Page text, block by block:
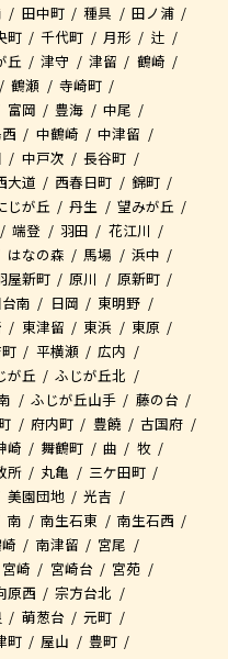
田中町 種具
田ノ浦
町 千代町 月形
辻
丘 津守 津留
鶴崎
鶴瀬
寺崎町
富岡 豊海
中尾
中鶴崎
中津留
中戸次
長谷町
大道 西春日町
錦町
じが丘 丹生
望みが丘
端登 羽田
花江川
はなの森 馬場
浜中
屋新町 原川
原新町
南 日岡
東明野
東津留 東浜
東原
平横瀬
広内
が丘
ふじが丘北
ふじが丘山手
藤の台
府内町 豊饒
古国府
崎 舞鶴町 曲
牧
所 丸亀
三ケ田町
美園団地
光吉
南 南生石東
南生石西
南津留
宮尾
宮崎 宮崎台
宮苑
原西
宗方台北
萌葱台
元町
町 屋山
豊町